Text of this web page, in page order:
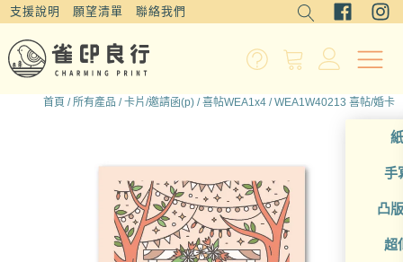
支援說明 願望清單 聯絡我們
手
凸
超
首頁 /所有產品 /卡片/邀請函(p) /喜帖WEA1x4 / WEA1W40213 喜帖/婚卡